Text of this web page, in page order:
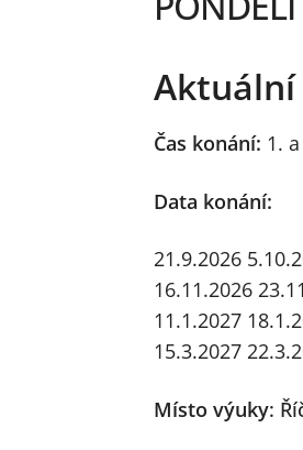
Aktuální
Čas konání: 1.
Data konání:
21.9.2026
16.11.2026
11.1.2027
15.3.2027
Místo výuky: